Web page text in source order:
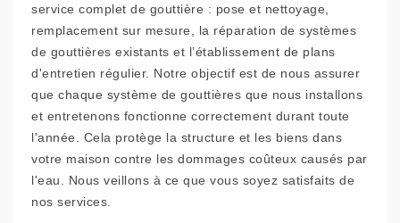
service complet de gouttière : pose et nettoyage,
remplacement sur mesure, la réparation de systèmes
de gouttières existants et l’établissement de plans
d'entretien régulier. Notre objectif est de nous assurer
que chaque système de gouttières que nous installons
et entretenons fonctionne correctement durant toute
l'année. Cela protège la structure et les biens dans
votre maison contre les dommages coûteux causés par
l'eau. Nous veillons à ce que vous soyez satisfaits de
nos services.